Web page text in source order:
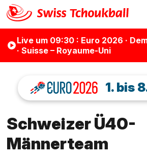
Live um 09:30: Euro 2026 ·
· Suisse – Royaume-Uni
1. bis
Schweizer Ü40-
Männerteam